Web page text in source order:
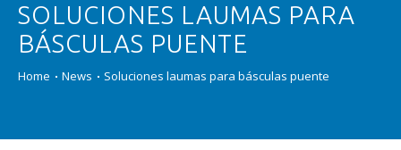
SERVICIOS
BLOG
SOLUCIONES LAUMAS PARA
BÁSCULAS PUENTE
Home News Soluciones laumas para básculas puente